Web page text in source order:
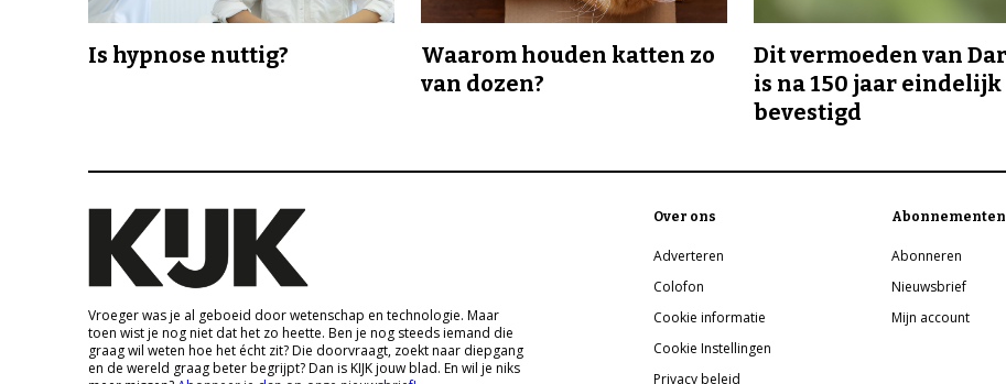
Is hypnose nuttig?
Waarom houden katten zo
van dozen?
Dit vermoeden van
is na 150 jaar eindelijk
bevestigd
Vroeger was je al geboeid door wetenschap en technologie. Maar
toen wist je nog niet dat het zo heette. Ben je nog steeds iemand die
graag wil weten hoe het écht zit? Die doorvraagt, zoekt naar diepgang
en de wereld graag beter begrijpt? Dan is KIJK jouw blad. En wil je niks
Over ons
Adverteren
Colofon
Cookie informatie
Cookie Instellingen
Privacy beleid
Abonnementen
Abonneren
Nieuwsbrief
Mijn account